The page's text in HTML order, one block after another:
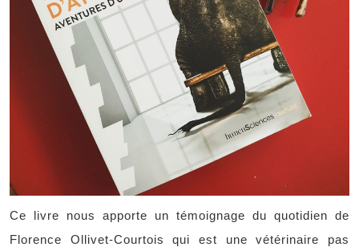
Ce livre nous apporte un témoignage du quotidien de
Florence Ollivet-Courtois qui est une vétérinaire pas